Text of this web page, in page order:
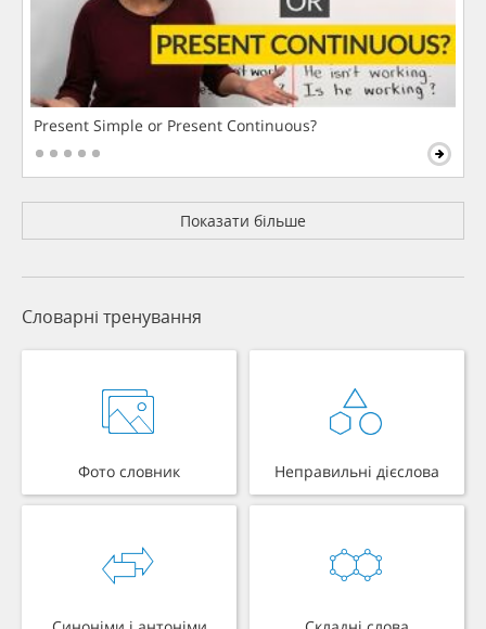
Present Simple or Present Continuous?
Показати більше
Словарні тренування
Фото словник Неправильні дієслова